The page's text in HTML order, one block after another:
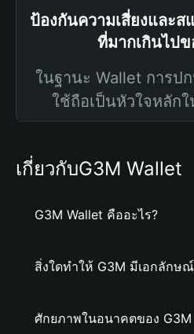
ป้องกันความเสี่ยงและ
ที่มากเกินไป
ในฐานะ Wallet การป
ใช้ถือเป็นหัวใจหลัก
เกี่ยวกับG3M Wallet
G3M Wallet คืออะไร?
สิ่งใดทำให้ G3M มีเอกลักษ
ศักยภาพในอนาคตของ G3M